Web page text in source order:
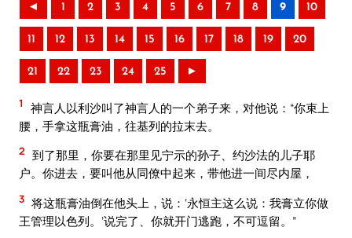
◄ 1 2 3 4 5 6 7 8 9 10
11 12 13 14 15 16 17 18 19 20
21 22 23 24 25 ►
1
神言人以利沙叫了神言人的一个弟子来，对他说：“你束上
腰，手拿这瓶膏油，往基列的拉末去。
2 到了那里，你要在那里见宁示的孙子、约沙法的儿子耶
户。你进去，要叫他从同僚中起来，带他进一间尽内屋，
3 将这瓶膏油倒在他头上，说：‘永恒主这么说：我膏立你做
王管理以色列。’说完了、你就开门逃跑，不可逗留。”